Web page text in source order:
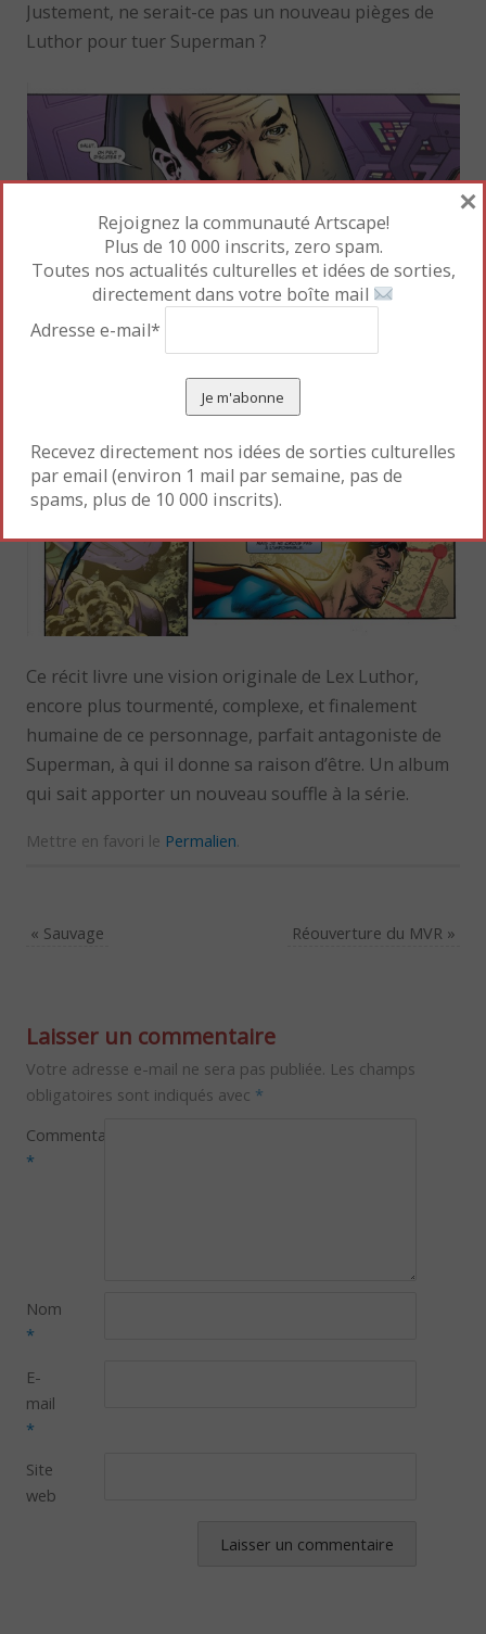
Justement, ne serait-ce pas un nouveau pièges de
Luthor pour tuer Superman ?
Ce récit livre une vision originale de Lex Luthor,
encore plus tourmenté, complexe, et finalement
humaine de ce personnage, parfait antagoniste de
Superman, à qui il donne sa raison d’être. Un album
qui sait apporter un nouveau souffle à la série.
Mettre en favori le Permalien
« Sauvage Réouverture du MVR »
Laisser un commentaire
Votre adresse e-mail ne sera pas publiée. Les champs
obligatoires sont indiqués avec *
Commentaire
*
Nom
*
E-
mail
*
Site
web
Rejoignez la communauté Artscape!
Plus de 10 000 inscrits, zero spam.
Toutes nos actualités culturelles et idées de sorties,
directement dans votre boîte mail
Adresse e-mail*
Recevez directement nos idées de sorties culturelles
par email (environ 1 mail par semaine, pas de
spams, plus de 10 000 inscrits).
×